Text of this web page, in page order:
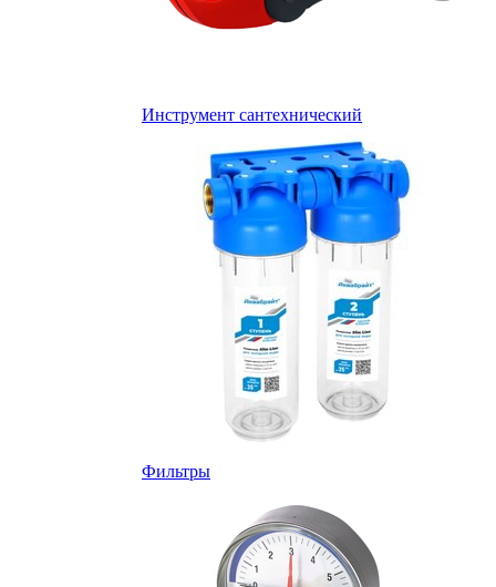
Инструмент сантехнический
Фильтры